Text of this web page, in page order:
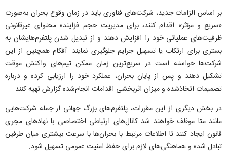
بر اساس الزامات جدید، شرکت‌های فناوری باید در زمان وقوع بحران به‌صورت
«سریع و مؤثر» اقدام کنند، برای مدیریت حجم فزاینده محتوای غیرقانونی
ظرفیت‌های عملیاتی خود را افزایش دهند و از تبدیل شدن پلتفرم‌هایشان به
بستری برای ارتکاب یا تسهیل جرایم جلوگیری نمایند. آفکام همچنین از این
شرکت‌ها خواسته است در سریع‌ترین زمان ممکن تیم‌های واکنش موقت
تشکیل دهند و پس از پایان بحران، عملکرد خود را ارزیابی کرده و درباره
تصمیمات اتخاذشده و میزان اثربخشی اقدامات انجام‌شده گزارش تهیه کنند.
در بخش دیگری از این مقررات، پلتفرم‌های بزرگ جهانی از جمله شرکت‌هایی
مانند متا موظف خواهند شد کانال‌های ارتباطی اختصاصی با نهاد‌های مجری
قانون ایجاد کنند تا اطلاعات مرتبط با بحران‌ها با سرعت بیشتری میان طرفین
تبادل شده و هماهنگی‌های لازم برای حفظ امنیت عمومی تسهیل شود.